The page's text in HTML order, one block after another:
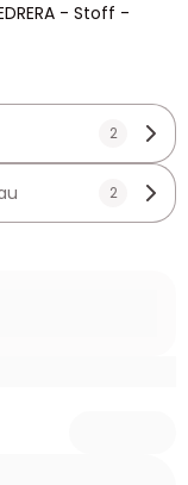
- Stoff -
2
2